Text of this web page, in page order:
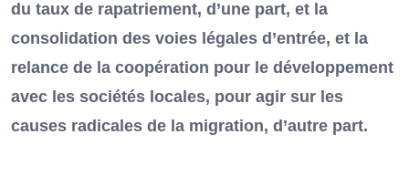
du taux de rapatriement, d’une part, et la
consolidation des voies légales d’entrée, et la
relance de la coopération pour le développement
avec les sociétés locales, pour agir sur les
causes radicales de la migration, d’autre part.